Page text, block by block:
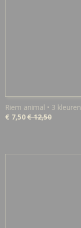
Riem animal • 3 kleuren
€ 7,50€ 12,50